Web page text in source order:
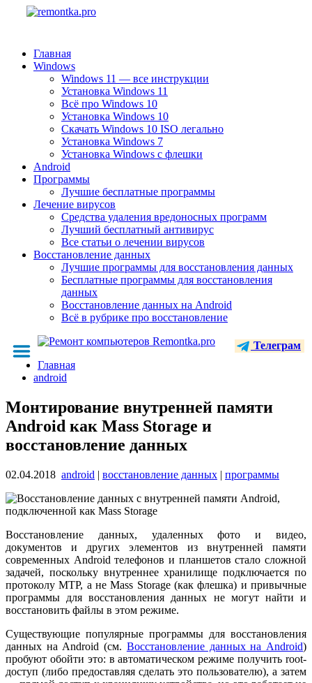
Главная
Windows
Windows 11 — все инструкции
Установка Windows 11
Всё про Windows 10
Установка Windows 10
Скачать Windows 10 ISO легально
Установка Windows 7
Установка Windows с флешки
Android
Программы
Лучшие бесплатные программы
Лечение вирусов
Средства удаления вредоносных программ
Лучший бесплатный антивирус
Все статьи о лечении вирусов
Восстановление данных
Лучшие программы для восстановления данных
Бесплатные программы для восстановления
данных
Восстановление данных на Android
Всё в рубрике про восстановление
Телеграм
Главная
android
Монтирование внутренней памяти
Android как Mass Storage и
восстановление данных
02.04.2018 android | восстановление данных | программы
Восстановление данных, удаленных фото и видео,
документов и других элементов из внутренней памяти
современных Android телефонов и планшетов стало сложной
задачей, поскольку внутреннее хранилище подключается по
протоколу MTP, а не Mass Storage (как флешка) и привычные
программы для восстановления данных не могут найти и
восстановить файлы в этом режиме.
Существующие популярные программы для восстановления
данных на Android (см. Восстановление данных на Android)
пробуют обойти это: в автоматическом режиме получить root-
доступ (либо предоставляя сделать это пользователю), а затем